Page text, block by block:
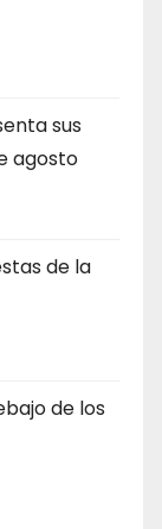
sus
agosto
de la
de los